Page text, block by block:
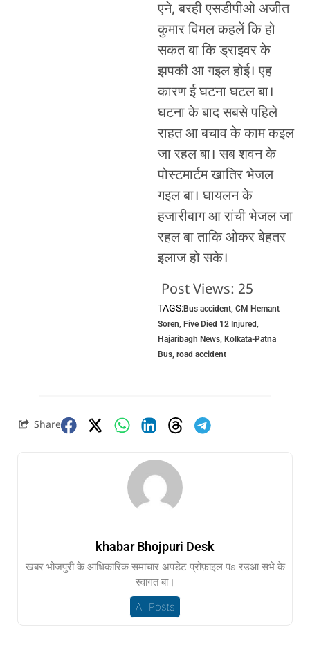
एने, बरही एसडीपीओ अजीत
कुमार विमल कहलें कि हो
सकत बा कि ड्राइवर के
झपकी आ गइल होई। एह
कारण ई घटना घटल बा।
घटना के बाद सबसे पहिले
राहत आ बचाव के काम कइल
जा रहल बा। सब शवन के
पोस्टमार्टम खातिर भेजल
गइल बा। घायलन के
हजारीबाग आ रांची भेजल जा
रहल बा ताकि ओकर बेहतर
इलाज हो सके।
Post Views: 25
TAGS:Bus accident, CM Hemant
Soren Five Died 12 Injured
Hajaribagh News, Kolkata-Patna
Bus, road accident
Share
khabar Bhojpuri Desk
खबर भोजपुरी के आधिकारिक समाचार अपडेट प्रोफ़ाइल पs रउआ सभे के
स्वागत बा।
All Posts